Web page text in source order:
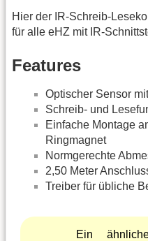
Hier der IR-Schreib-
für alle eHZ mit IR-
Features
Optischer Sensor
Schreib- und
Einfache Montage
Ringmagnet
Normgerechte
2,50 Meter
Treiber für übliche
Ein